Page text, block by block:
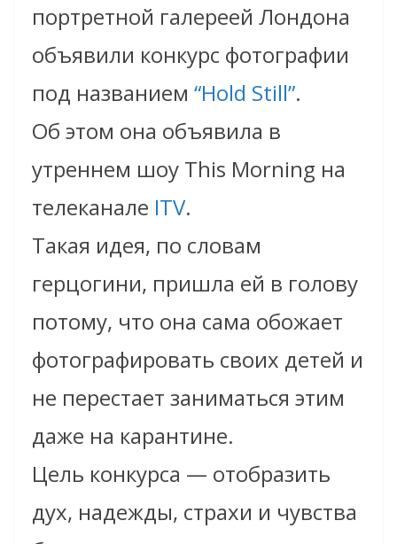
портретной галереей Лондона
объявили конкурс фотографии
под названием “Hold Still”.
Об этом она объявила в
утреннем шоу This Morning на
телеканале ITV.
Такая идея, по словам
герцогини, пришла ей в голову
потому, что она сама обожает
фотографировать своих детей и
не перестает заниматься этим
даже на карантине.
Цель конкурса — отобразить
дух, надежды, страхи и чувства